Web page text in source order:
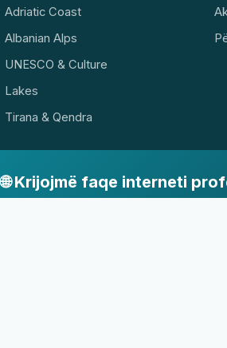
Adriatic Coast
Albanian Alps
UNESCO & Culture
Lakes
Tirana & Qendra
🌐 Krijojmë faqe interneti